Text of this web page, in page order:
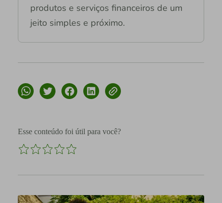
produtos e serviços financeiros de um
jeito simples e próximo.
Esse conteúdo foi útil para você?